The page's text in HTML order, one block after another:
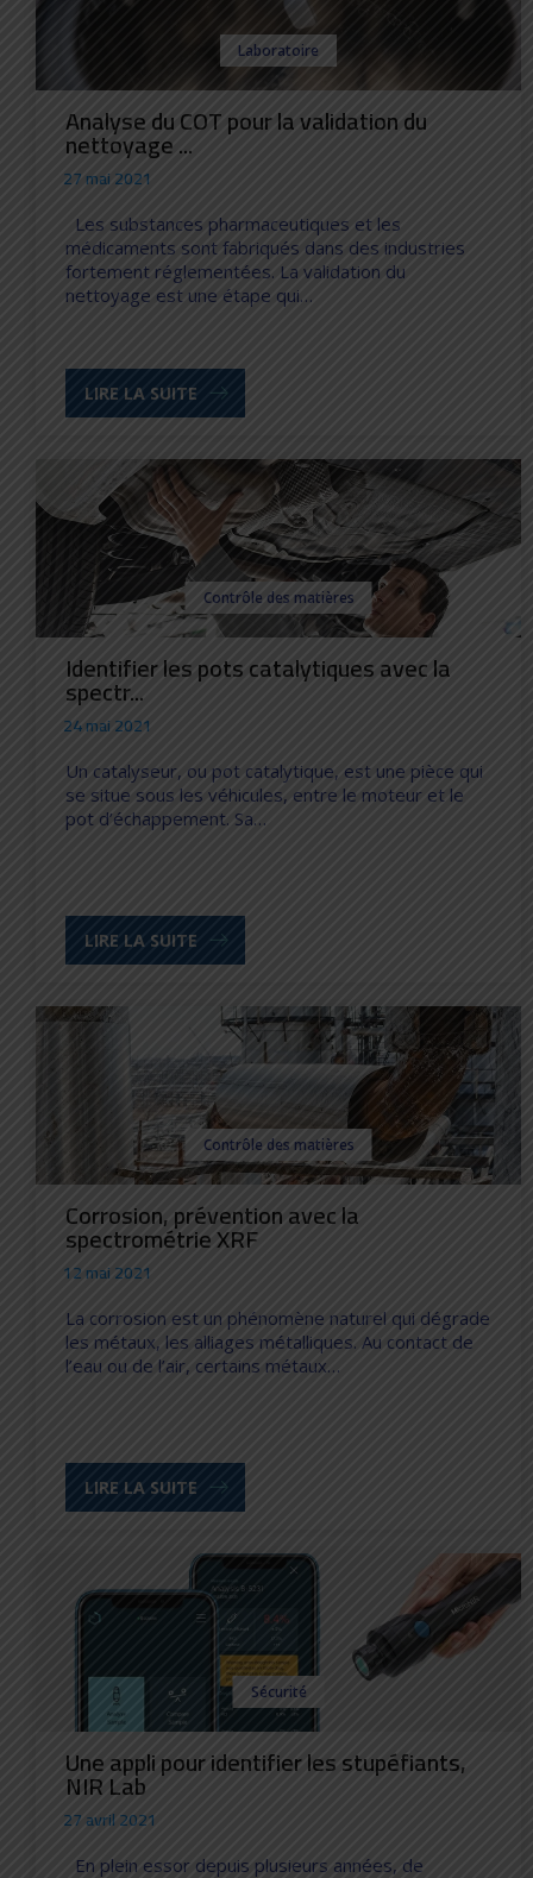
Laboratoire
Analyse du COT pour la validation du
nettoyage ...
27 mai 2021
Les substances pharmaceutiques et les
médicaments sont fabriqués dans des industries
fortement réglementées. La validation du
nettoyage est une étape qui…
LIRE LA SUITE
Contrôle des matières
Identifier les pots catalytiques avec la
spectr...
24 mai 2021
Un catalyseur, ou pot catalytique, est une pièce qui
se situe sous les véhicules, entre le moteur et le
pot d’échappement. Sa…
LIRE LA SUITE
Contrôle des matières
Corrosion, prévention avec la
spectrométrie XRF
12 mai 2021
La corrosion est un phénomène naturel qui dégrade
les métaux, les alliages métalliques. Au contact de
l’eau ou de l’air, certains métaux…
LIRE LA SUITE
Sécurité
Une appli pour identifier les stupéfiants,
NIR Lab
27 avril 2021
En plein essor depuis plusieurs années, de